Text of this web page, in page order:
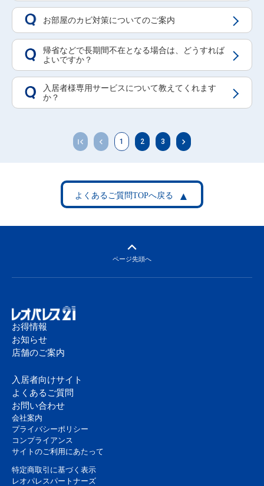
お部屋のカビ対策についてのご案内
帰省などで長期間不在となる場合は、どうすれば
よいですか？
入居者様専用サービスについて教えてくれます
か？
1 2 3
ページ先頭へ
お得情報
お知らせ
店舗のご案内
入居者向けサイト
よくあるご質問
お問い合わせ
会社案内
プライバシーポリシー
コンプライアンス
サイトのご利用にあたって
特定商取引に基づく表示
レオパレスパートナーズ